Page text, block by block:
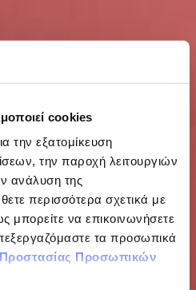
cookies
την εξατομίκευση
την παροχή λειτουργιών
ανάλυση της
περισσότερα σχετικά με
μπορείτε να επικοινωνήσετε
τα προσωπικά
Προστασίας Προσωπικών